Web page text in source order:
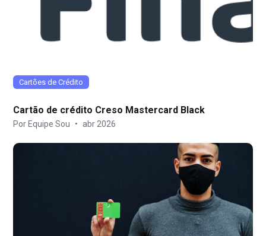
Cartões de Crédito
Cartão de crédito Creso Mastercard Black
Por Equipe Sou • abr 2026